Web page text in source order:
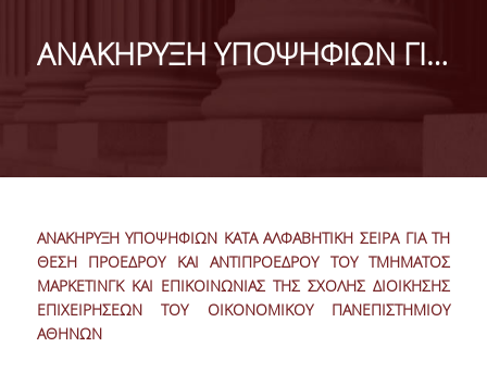
DEPARTMENT
MISSION OF THE DEPARTMENT
FACULTY
RESIDENT FACULTY MEMBERS
ΑΝΑΚΗΡΥΞΗ ΥΠΟΨΗΦΙΩΝ ΓΙΑ ΤΗ ΘΕΣΗ ΠΡΟΕΔΡΟΥ ΚΑΙ ΑΝΤΙΠΡΟΕΔΡΟΥ ΤΟΥ ΤΜΗΜΑΤΟΣ ΜΑΡΚΕΤΙΝΓΚ ΚΑΙ ΕΠΙΚΟΙΝΩΝΙΑΣ
ΑΝΑΚΗΡΥΞΗ ΥΠΟΨΗΦΙΩΝ ΚΑΤΑ ΑΛΦΑΒΗΤΙΚΗ ΣΕΙΡΑ ΓΙΑ ΤΗ
ΘΕΣΗ ΠΡΟΕΔΡΟΥ ΚΑΙ ΑΝΤΙΠΡΟΕΔΡΟΥ ΤΟΥ ΤΜΗΜΑΤΟΣ
ΜΑΡΚΕΤΙΝΓΚ ΚΑΙ ΕΠΙΚΟΙΝΩΝΙΑΣ ΤΗΣ ΣΧΟΛΗΣ ΔΙΟΙΚΗΣΗΣ
ΕΠΙΧΕΙΡΗΣΕΩΝ ΤΟΥ ΟΙΚΟΝΟΜΙΚΟΥ ΠΑΝΕΠΙΣΤΗΜΙΟΥ
ΑΘΗΝΩΝ